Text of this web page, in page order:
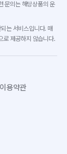
문의는 해당상품의 운
는 서비스입니다. 매
로 제공하지 않습니다.
용약관